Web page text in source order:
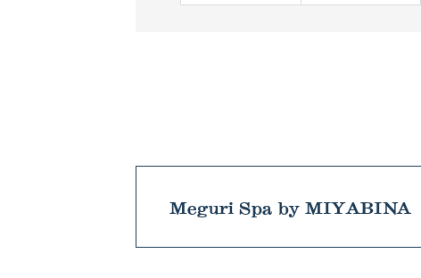
Meguri Spa by MIYABINA